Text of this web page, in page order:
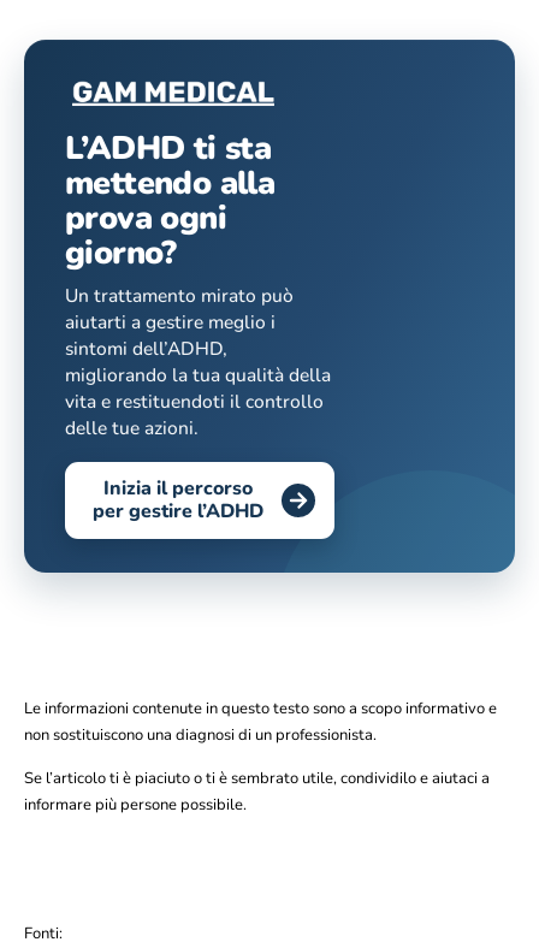
L’ADHD ti sta
mettendo alla
prova ogni
giorno?
Un trattamento mirato può
aiutarti a gestire meglio i
sintomi dell’ADHD,
migliorando la tua qualità della
vita e restituendoti il controllo
delle tue azioni.
Inizia il percorso
per gestire l’ADHD
Le informazioni contenute in questo testo sono a scopo informativo e
non sostituiscono una diagnosi di un professionista.
Se l’articolo ti è piaciuto o ti è sembrato utile, condividilo e aiutaci a
informare più persone possibile.
Fonti: